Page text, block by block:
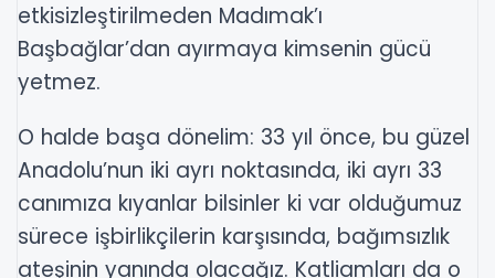
etkisizleştirilmeden Madımak’ı
Başbağlar’dan ayırmaya kimsenin gücü
yetmez.
O halde başa dönelim: 33 yıl önce, bu güzel
Anadolu’nun iki ayrı noktasında, iki ayrı 33
canımıza kıyanlar bilsinler ki var olduğumuz
sürece işbirlikçilerin karşısında, bağımsızlık
ateşinin yanında olacağız. Katliamları da o